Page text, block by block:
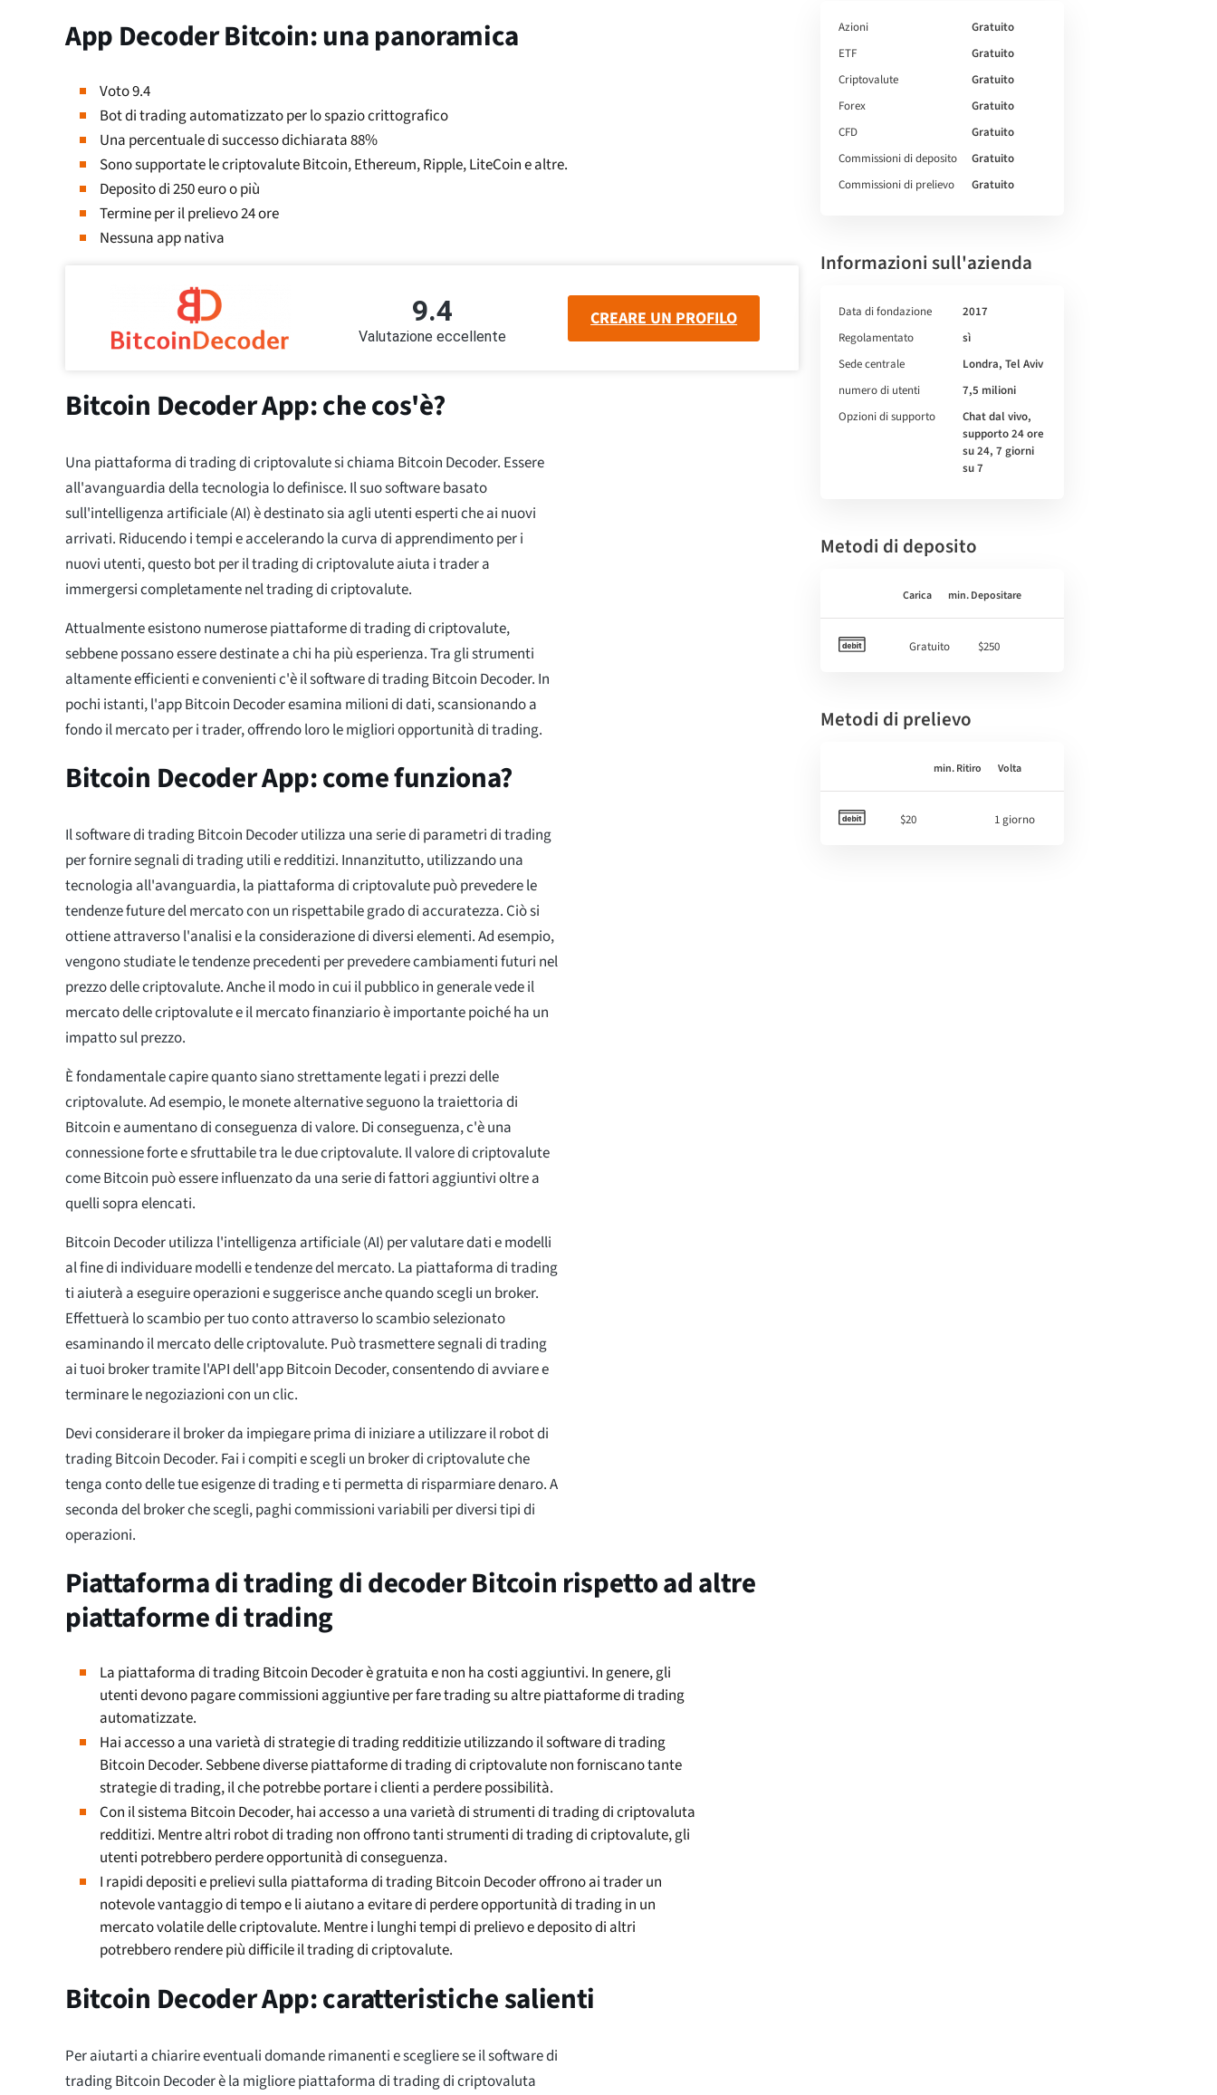
App Decoder Bitcoin: una panoramica
Voto 9.4
Bot di trading automatizzato per lo spazio crittografico
Una percentuale di successo dichiarata 88%
Sono supportate le criptovalute Bitcoin, Ethereum, Ripple, LiteCoin e altre.
Deposito di 250 euro o più
Termine per il prelievo 24 ore
Nessuna app nativa
9.4
Valutazione eccellente
CREARE UN PROFILO
Bitcoin Decoder App: che cos'è?
Una piattaforma di trading di criptovalute si chiama Bitcoin Decoder. Essere
all'avanguardia della tecnologia lo definisce. Il suo software basato
sull'intelligenza artificiale (AI) è destinato sia agli utenti esperti che ai nuovi
arrivati. Riducendo i tempi e accelerando la curva di apprendimento per i
nuovi utenti, questo bot per il trading di criptovalute aiuta i trader a
immergersi completamente nel trading di criptovalute.
Attualmente esistono numerose piattaforme di trading di criptovalute,
sebbene possano essere destinate a chi ha più esperienza. Tra gli strumenti
altamente efficienti e convenienti c'è il software di trading Bitcoin Decoder. In
pochi istanti, l'app Bitcoin Decoder esamina milioni di dati, scansionando a
fondo il mercato per i trader, offrendo loro le migliori opportunità di trading.
Bitcoin Decoder App: come funziona?
Il software di trading Bitcoin Decoder utilizza una serie di parametri di trading
per fornire segnali di trading utili e redditizi. Innanzitutto, utilizzando una
tecnologia all'avanguardia, la piattaforma di criptovalute può prevedere le
tendenze future del mercato con un rispettabile grado di accuratezza. Ciò si
ottiene attraverso l'analisi e la considerazione di diversi elementi. Ad esempio,
vengono studiate le tendenze precedenti per prevedere cambiamenti futuri nel
prezzo delle criptovalute. Anche il modo in cui il pubblico in generale vede il
mercato delle criptovalute e il mercato finanziario è importante poiché ha un
impatto sul prezzo.
È fondamentale capire quanto siano strettamente legati i prezzi delle
criptovalute. Ad esempio, le monete alternative seguono la traiettoria di
Bitcoin e aumentano di conseguenza di valore. Di conseguenza, c'è una
connessione forte e sfruttabile tra le due criptovalute. Il valore di criptovalute
come Bitcoin può essere influenzato da una serie di fattori aggiuntivi oltre a
quelli sopra elencati.
Bitcoin Decoder utilizza l'intelligenza artificiale (AI) per valutare dati e modelli
al fine di individuare modelli e tendenze del mercato. La piattaforma di trading
ti aiuterà a eseguire operazioni e suggerisce anche quando scegli un broker.
Effettuerà lo scambio per tuo conto attraverso lo scambio selezionato
esaminando il mercato delle criptovalute. Può trasmettere segnali di trading
ai tuoi broker tramite l'API dell'app Bitcoin Decoder, consentendo di avviare e
terminare le negoziazioni con un clic.
Devi considerare il broker da impiegare prima di iniziare a utilizzare il robot di
trading Bitcoin Decoder. Fai i compiti e scegli un broker di criptovalute che
tenga conto delle tue esigenze di trading e ti permetta di risparmiare denaro. A
seconda del broker che scegli, paghi commissioni variabili per diversi tipi di
operazioni.
Piattaforma di trading di decoder Bitcoin rispetto ad altre
piattaforme di trading
La piattaforma di trading Bitcoin Decoder è gratuita e non ha costi aggiuntivi. In genere, gli
utenti devono pagare commissioni aggiuntive per fare trading su altre piattaforme di trading
automatizzate.
Hai accesso a una varietà di strategie di trading redditizie utilizzando il software di trading
Bitcoin Decoder. Sebbene diverse piattaforme di trading di criptovalute non forniscano tante
strategie di trading, il che potrebbe portare i clienti a perdere possibilità.
Con il sistema Bitcoin Decoder, hai accesso a una varietà di strumenti di trading di criptovaluta
redditizi. Mentre altri robot di trading non offrono tanti strumenti di trading di criptovalute, gli
utenti potrebbero perdere opportunità di conseguenza.
I rapidi depositi e prelievi sulla piattaforma di trading Bitcoin Decoder offrono ai trader un
notevole vantaggio di tempo e li aiutano a evitare di perdere opportunità di trading in un
mercato volatile delle criptovalute. Mentre i lunghi tempi di prelievo e deposito di altri
potrebbero rendere più difficile il trading di criptovalute.
Bitcoin Decoder App: caratteristiche salienti
Per aiutarti a chiarire eventuali domande rimanenti e scegliere se il software di
trading Bitcoin Decoder è la migliore piattaforma di trading di criptovaluta
Azioni
Gratuito
ETF
Gratuito
Criptovalute
Gratuito
Forex
Gratuito
CFD
Gratuito
Commissioni di deposito
Gratuito
Commissioni di prelievo
Gratuito
Informazioni sull'azienda
Data di fondazione
2017
Regolamentato
sì
Sede centrale
Londra, Tel Aviv
numero di utenti
7,5 milioni
Opzioni di supporto
Chat dal vivo,
supporto 24 ore
su 24, 7 giorni
su 7
Metodi di deposito
Carica min. Depositare
Gratuito $250
Metodi di prelievo
min. Ritiro Volta
$20 1 giorno